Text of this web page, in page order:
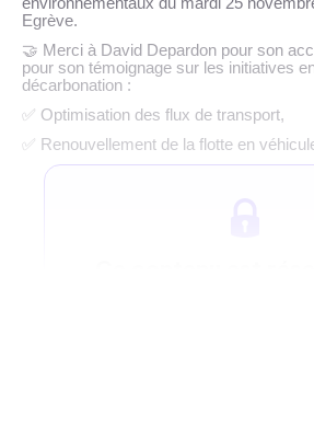
Egrève.
🤝 Merci à David Depardon pour son
pour son témoignage sur les initiatives
décarbonation :
✅ Optimisation des flux de transport,
✅ Renouvellement de la flotte en